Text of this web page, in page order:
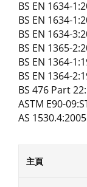
主頁
BS EN 1634-
BS EN 1634-
BS EN 1634-
BS EN 1365-
BS EN 1364-
BS EN 1364-
BS 476 Part
ASTM E90-
AS 1530.4:2005